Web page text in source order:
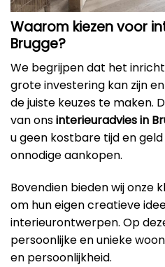
Waarom kiezen voor
Brugge?
We begrijpen dat het
grote investering kan zijn
de juiste keuzes te maken.
van onsinterieuradvies in
u geen kostbare tijd en
onnodige aankopen.
Bovendien bieden wij onze
om hun eigen creatieve
interieurontwerpen. Op
persoonlijke en unieke
en persoonlijkheid.